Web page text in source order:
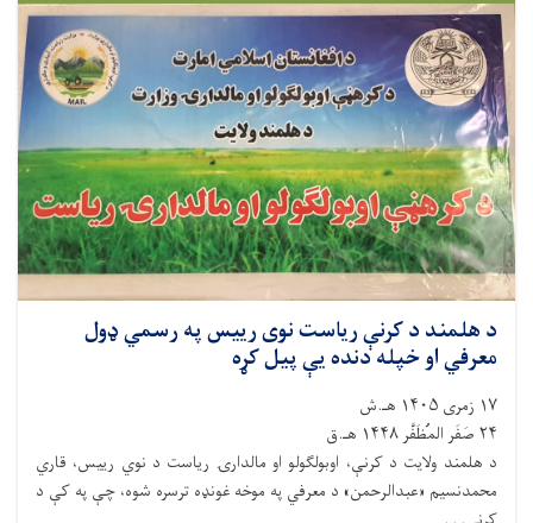
د هلمند د کرنې ریاست نوی رییس په رسمي ډول
معرفي او خپله دنده یې پیل کړه
۱۷ زمری ۱۴۰۵ هـ.ش
۲۴ صَفَر المُظَفَّر ۱۴۴۸ هـ.ق
د هلمند ولایت د کرنې، اوبولګولو او مالدارۍ ریاست د نوي رییس، قاري
محمدنسیم «عبدالرحمن» د معرفي په موخه غونډه ترسره شوه، چې په کې د